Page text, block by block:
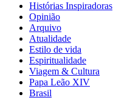
Histórias Inspiradoras
Opinião
Arquivo
Atualidade
Estilo de vida
Espiritualidade
Viagem & Cultura
Papa Leão XIV
Brasil